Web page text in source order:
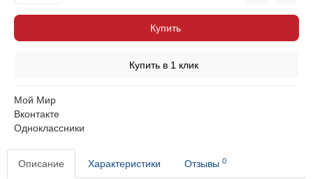
Купить
Купить в 1 клик
Мой Мир
Вконтакте
Одноклассники
Описание Характеристики Отзывы 0